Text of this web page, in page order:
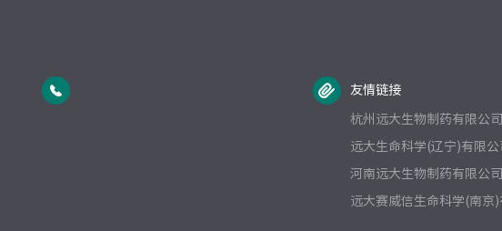
友情链接
杭州远大生物制药有限公司
远大生命科学(辽宁)有限公
河南远大生物制药有限公司
远大赛威信生命科学(南京)